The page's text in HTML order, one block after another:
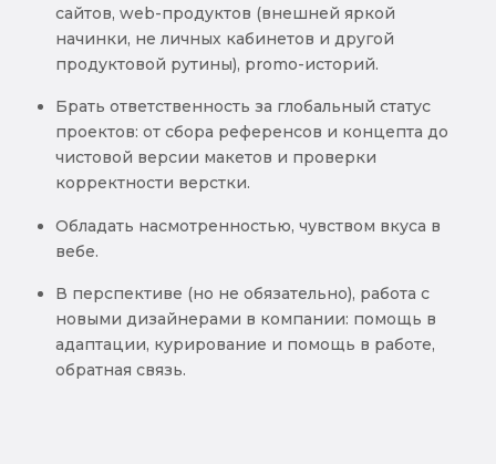
сайтов, web-продуктов (внешней яркой
начинки, не личных кабинетов и другой
продуктовой рутины), promo-историй.
Брать ответственность за глобальный статус
проектов: от сбора референсов и концепта до
чистовой версии макетов и проверки
корректности верстки.
Обладать насмотренностью, чувством вкуса в
вебе.
В перспективе (но не обязательно), работа с
новыми дизайнерами в компании: помощь в
адаптации, курирование и помощь в работе,
обратная связь.